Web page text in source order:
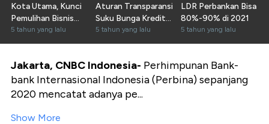
Kota Utama, Kunci
Pemulihan Bisnis
Perbankan
5 tahun yang lalu
Aturan Transparansi
Suku Bunga Kredit
Bank
5 tahun yang lalu
LDR Perbankan Bisa
80%-90% di 2021
5 tahun yang lalu
Jakarta, CNBC Indonesia- Perhimpunan Bank-
bank Internasional Indonesia (Perbina) sepanjang
2020 mencatat adanya pe...
Show More